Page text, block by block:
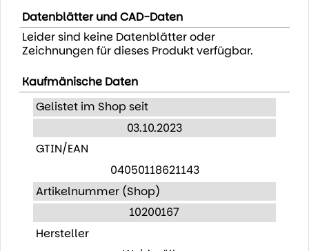
Datenblätter und CAD-Daten
Leider sind keine Datenblätter oder
Zeichnungen für dieses Produkt verfügbar.
Kaufmänische Daten
Gelistet im Shop seit
03.10.2023
GTIN/EAN
04050118621143
Artikelnummer (Shop)
10200167
Hersteller